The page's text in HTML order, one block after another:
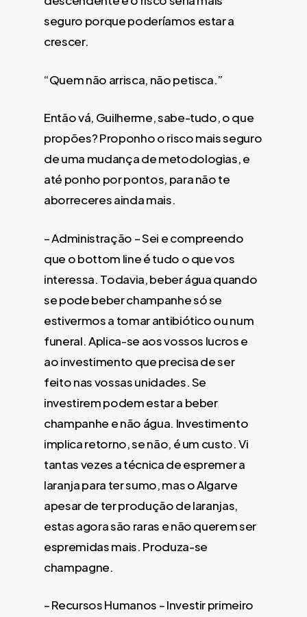
seguro porque poderíamos estar a
crescer.
“Quem não arrisca, não petisca.”
Então vá, Guilherme, sabe-tudo, o que
propões? Proponho o risco mais seguro
de uma mudança de metodologias, e
até ponho por pontos, para não te
aborreceres ainda mais.
– Administração – Sei e compreendo
que o bottom line é tudo o que vos
interessa. Todavia, beber água quando
se pode beber champanhe só se
estivermos a tomar antibiótico ou num
funeral. Aplica-se aos vossos lucros e
ao investimento que precisa de ser
feito nas vossas unidades. Se
investirem podem estar a beber
champanhe e não água. Investimento
implica retorno, se não, é um custo. Vi
tantas vezes a técnica de espremer a
laranja para ter sumo, mas o Algarve
apesar de ter produção de laranjas,
estas agora são raras e não querem ser
espremidas mais. Produza-se
champagne.
– Recursos Humanos – Investir primeiro